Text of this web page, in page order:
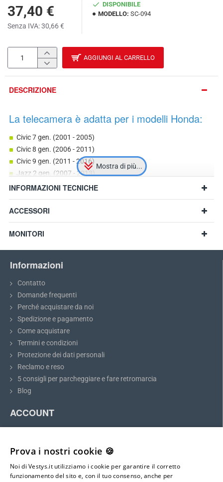
37,40 €
Senza IVA: 30,66 €
DISPONIBILE
MODELLO: SC-094
AGGIUNGI AL CARRELLO
DESCRIZIONE
La telecamera è adatta per i modelli Honda:
Civic 7 gen. (2001 - 2005)
Civic 8 gen. (2006 - 2011)
Civic 9 gen. (2011 - 2016)
Jazz 2 gen. (2007 - 2013)
Jazz 3 gen. (2013 - 2020)
Jazz 4 gen. (2020 - 20XY)
HR-V 1 (1999 - 2014)
HR-V 2 (2015 - 2018)
FR-V (2004 - 2010)
Accord
e altri modelli con dimensioni compatibili
dimensioni della luce della targa e confrontarle con il modello
scelto.
INFORMAZIONI TECNICHE
ACCESSORI
MONITORI
Informazioni
Contatto
Domande frequenti
Perché acquistare da noi
Spedizione e pagamento
Come acquistare
Termini e condizioni
Protezione dei dati personali
Reclamo e reso
5 consigli per parcheggiare e fare retromarcia
Blog
ACCOUNT
Accesso
Mappa del sito
Prova i nostri cookie 🍪
Noi di Vestys.it utilizziamo i cookie per garantire il corretto
funzionamento del sito e, con il tuo consenso, anche per